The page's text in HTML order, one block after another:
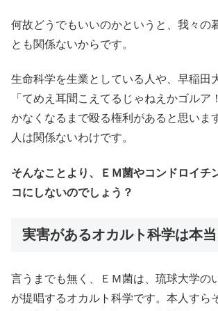
何故どうでもいいのかというと、我々の
とも関係ないからです。
生命科学を生業としている人や、早稲田
「てめえ耳聞こえてるじゃねえかゴルア
かなくなるまで殴る権利があると思いま
人は関係ないわけです。
そんなことより、ＥＭ菌やコンドロイチ
コにしないのでしょう？
実害があるオカルト科学は本
言うまでも無く、ＥＭ菌は、琉球大学の
が提唱するオカルト科学です。本人すら